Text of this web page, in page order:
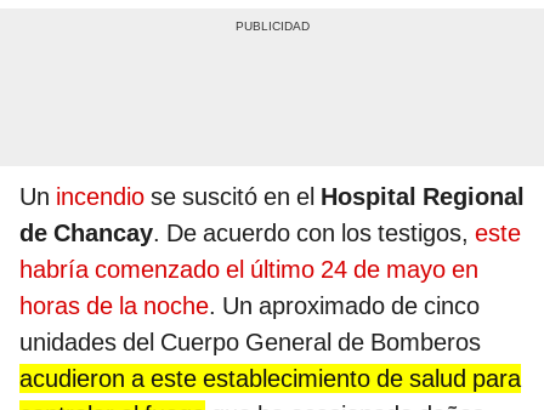
Un incendio se suscitó en el Hospital Regional
de Chancay. De acuerdo con los testigos, este
habría comenzado el último 24 de mayo en
horas de la noche. Un aproximado de cinco
unidades del Cuerpo General de Bomberos
acudieron a este establecimiento de salud para